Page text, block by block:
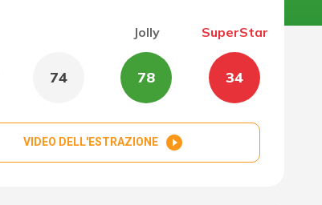
74
Jolly
78
SuperStar
34
VIDEO DELL'ESTRAZIONE play_circle_filled